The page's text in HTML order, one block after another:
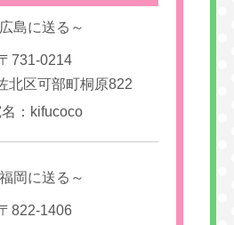
島に送る～
731-0214
北区可部町桐原822
名：kifucoco
岡に送る～
822-1406